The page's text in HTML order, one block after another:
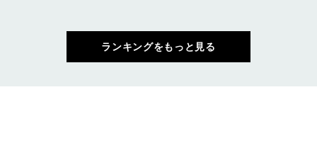
ランキングをもっと見る